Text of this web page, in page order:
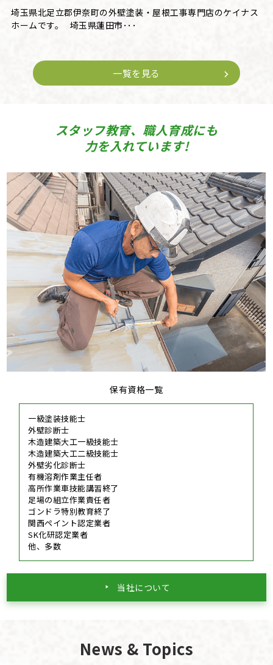
埼玉県北足立郡伊奈町の外壁塗装・屋根工事専門店のケイナス
ホームです。 埼玉県蓮田市･･･
一覧を見る
スタッフ教育、職人育成にも
力を入れています!
保有資格一覧
一級塗装技能士
外壁診断士
木造建築大工一級技能士
木造建築大工二級技能士
外壁劣化診断士
有機溶剤作業主任者
高所作業車技能講習終了
足場の組立作業責任者
ゴンドラ特別教育終了
関西ペイント認定業者
SK化研認定業者
他、多数
当社について
News & Topics